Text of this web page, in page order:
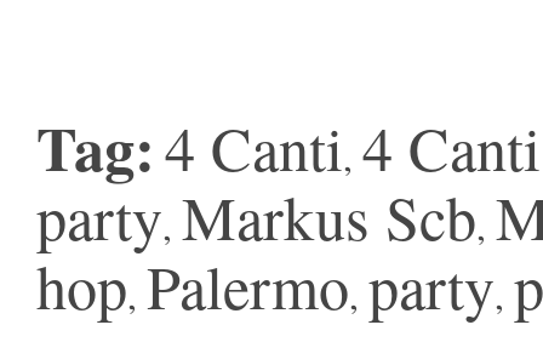
Tag:4 Canti, 4
party, Markus Scb,
hop, Palermo, party,